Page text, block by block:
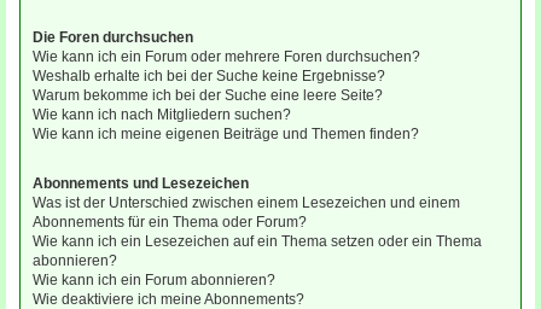
Die Foren durchsuchen
Wie kann ich ein Forum oder mehrere Foren durchsuchen?
Weshalb erhalte ich bei der Suche keine Ergebnisse?
Warum bekomme ich bei der Suche eine leere Seite?
Wie kann ich nach Mitgliedern suchen?
Wie kann ich meine eigenen Beiträge und Themen finden?
Abonnements und Lesezeichen
Was ist der Unterschied zwischen einem Lesezeichen und einem
Abonnements für ein Thema oder Forum?
Wie kann ich ein Lesezeichen auf ein Thema setzen oder ein Thema
abonnieren?
Wie kann ich ein Forum abonnieren?
Wie deaktiviere ich meine Abonnements?